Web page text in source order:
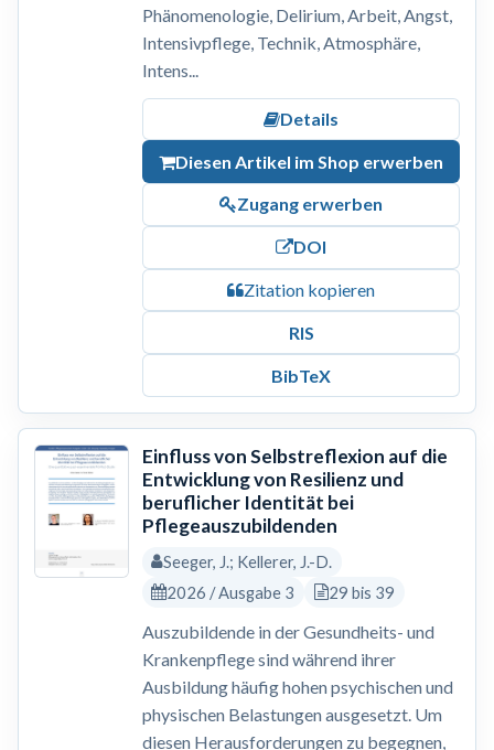
Phänomenologie, Delirium, Arbeit, Angst,
Intensivpflege, Technik, Atmosphäre,
Intens...
Details
Diesen Artikel im Shop erwerben
Zugang erwerben
DOI
Zitation kopieren
RIS
BibTeX
Einfluss von Selbstreflexion auf die
Entwicklung von Resilienz und
beruflicher Identität bei
Pflegeauszubildenden
Seeger, J.; Kellerer, J.-D.
2026 / Ausgabe 3
29 bis 39
Auszubildende in der Gesundheits- und
Krankenpflege sind während ihrer
Ausbildung häufig hohen psychischen und
physischen Belastungen ausgesetzt. Um
diesen Herausforderungen zu begegnen,